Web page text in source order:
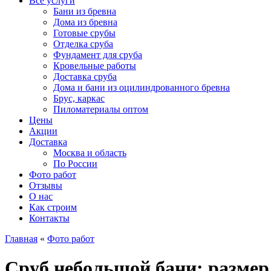
Бани из бревна
Дома из бревна
Готовые срубы
Отделка сруба
Фундамент для сруба
Кровельные работы
Доставка сруба
Дома и бани из оцилиндрованного бревна
Брус, каркас
Пиломатериалы оптом
Цены
Акции
Доставка
Москва и область
По России
Фото работ
Отзывы
О нас
Как строим
Контакты
Главная « Фото работ